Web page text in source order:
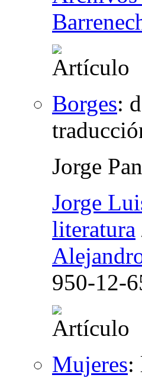
Borges:
Jorge
Jorge
literatura
950-12-
Mujeres: